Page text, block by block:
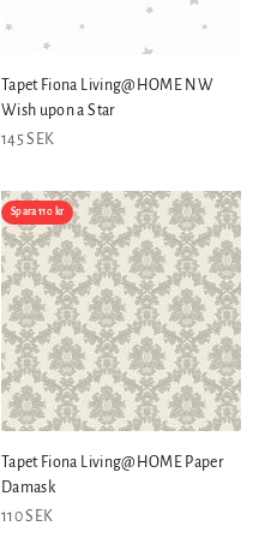
Tapet Fiona Living@HOME NW
Wish upon a Star
REA-pris
145 SEK
Spara 110 kr
Tapet Fiona Living@HOME Paper
Damask
REA-pris
110 SEK